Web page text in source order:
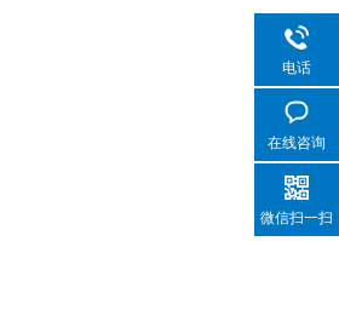
电话
在线咨询
微信扫一扫